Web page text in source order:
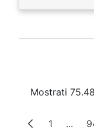
Mostrati
Pagina
1 ...